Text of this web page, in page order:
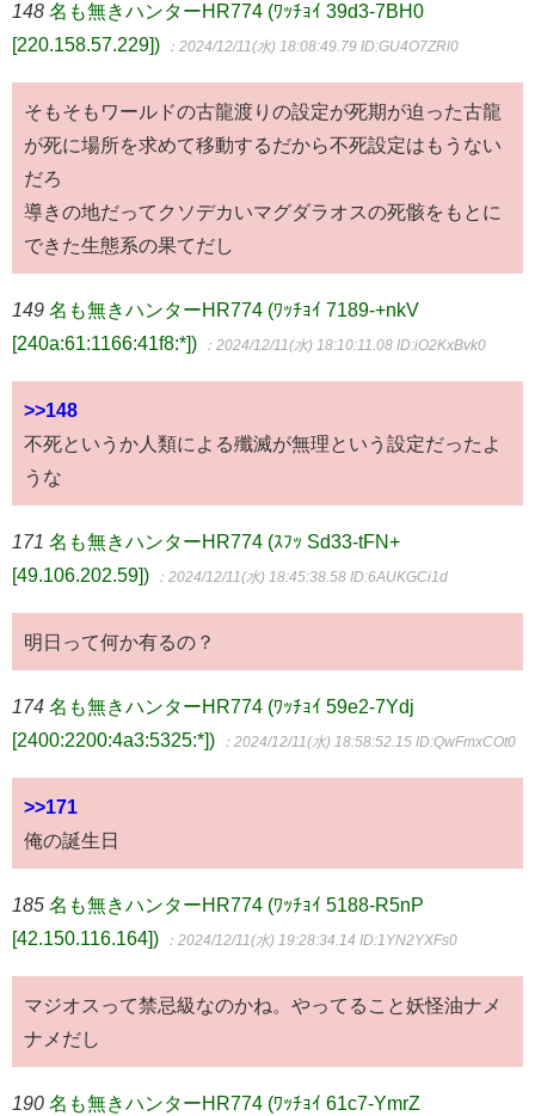
148 名も無きハンターHR774 (ﾜｯﾁｮｲ 39d3-7BH0
[220.158.57.229])
：2024/12/11(水) 18:08:49.79 ID:GU4O7ZRl0
そもそもワールドの古龍渡りの設定が死期が迫った古龍
が死に場所を求めて移動するだから不死設定はもうない
だろ
導きの地だってクソデカいマグダラオスの死骸をもとに
できた生態系の果てだし
149 名も無きハンターHR774 (ﾜｯﾁｮｲ 7189-+nkV
[240a:61:1166:41f8:*])
：2024/12/11(水) 18:10:11.08 ID:iO2KxBvk0
>>148
不死というか人類による殲滅が無理という設定だったよ
うな
171 名も無きハンターHR774 (ｽﾌｯ Sd33-tFN+
[49.106.202.59])
：2024/12/11(水) 18:45:38.58 ID:6AUKGCi1d
明日って何か有るの？
174 名も無きハンターHR774 (ﾜｯﾁｮｲ 59e2-7Ydj
[2400:2200:4a3:5325:*])
：2024/12/11(水) 18:58:52.15 ID:QwFmxCOt0
>>171
俺の誕生日
185 名も無きハンターHR774 (ﾜｯﾁｮｲ 5188-R5nP
[42.150.116.164])
：2024/12/11(水) 19:28:34.14 ID:1YN2YXFs0
マジオスって禁忌級なのかね。やってること妖怪油ナメ
ナメだし
190 名も無きハンターHR774 (ﾜｯﾁｮｲ 61c7-YmrZ